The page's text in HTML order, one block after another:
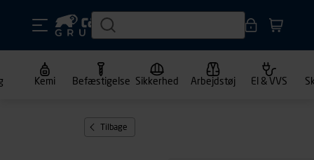
Kemi Befæstigelse Sikkerhed Arbejdstøj El & VVS
Tilbage